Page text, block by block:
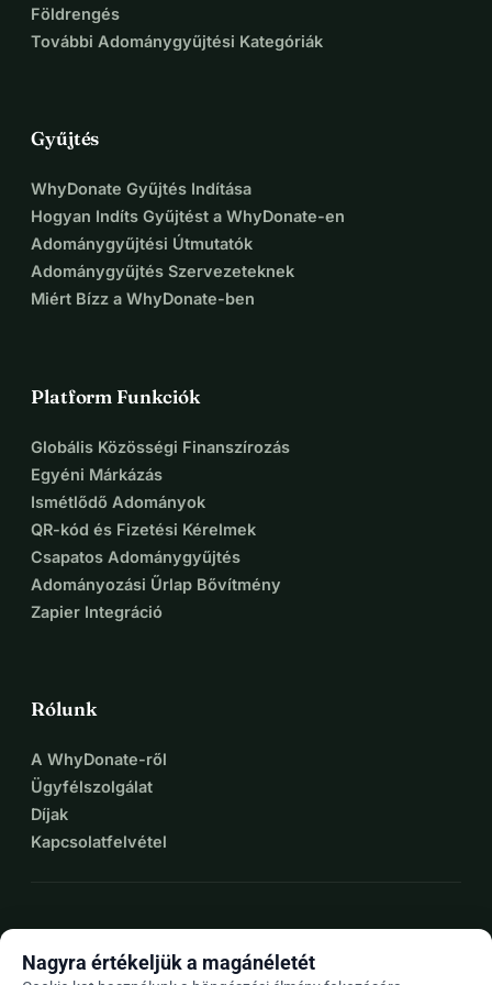
Földrengés
További Adománygyűjtési Kategóriák
Gyűjtés
WhyDonate Gyűjtés Indítása
Hogyan Indíts Gyűjtést a WhyDonate-en
Adománygyűjtési Útmutatók
Adománygyűjtés Szervezeteknek
Miért Bízz a WhyDonate-ben
Platform Funkciók
Globális Közösségi Finanszírozás
Egyéni Márkázás
Ismétlődő Adományok
QR-kód és Fizetési Kérelmek
Csapatos Adománygyűjtés
Adományozási Űrlap Bővítmény
Zapier Integráció
Rólunk
A WhyDonate-ről
Ügyfélszolgálat
Díjak
Kapcsolatfelvétel
Nagyra értékeljük a magánéletét